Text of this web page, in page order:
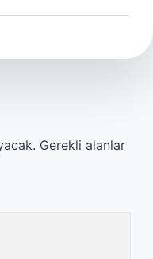
Gerekli alanlar